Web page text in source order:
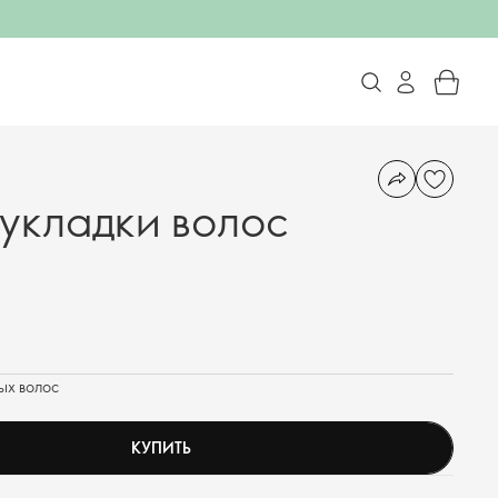
волос
волос
КУПИТЬ